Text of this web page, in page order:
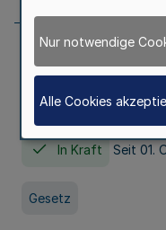
Gesetz über
Nordrhein-
HG)
In Kraft Seit 01.
Gesetz
Nur notwendige
Alle Cookies